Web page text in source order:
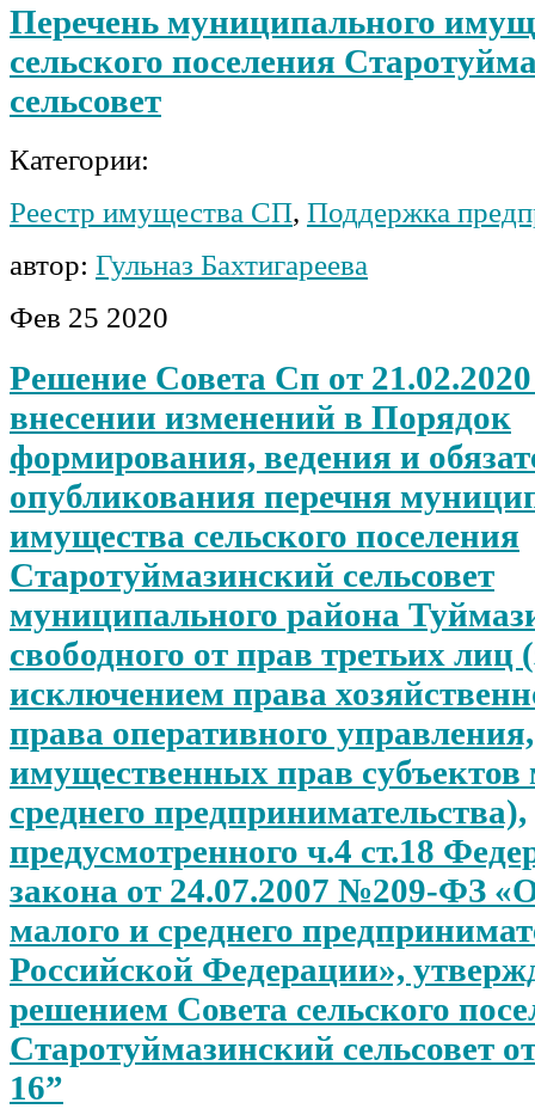
Перечень муниципального
сельского поселения
сельсовет
Категории:
Реестр имущества СП, Поддержка
автор: Гульназ Бахтигареева
Фев 25 2020
Решение Совета Сп от
внесении изменений в Порядок
формирования, ведения и
опубликования перечня
имущества сельского поселения
Старотуймазинский сельсовет
муниципального района
свободного от прав третьих лиц
исключением права
права оперативного
имущественных прав субъектов
среднего предпринимательства),
предусмотренного ч.4 ст.18
закона от 24.07.2007 №209-ФЗ
малого и среднего
Российской Федерации»,
решением Совета сельского
Старотуймазинский сельсовет
16”